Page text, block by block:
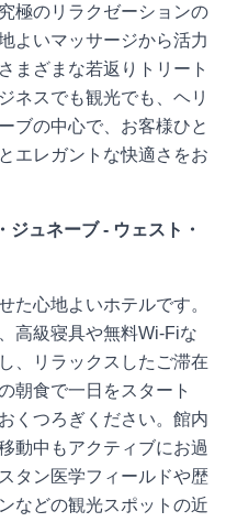
極のリラクゼーションの
よいマッサージから活力
まざまな若返りトリート
ネスでも観光でも、ヘリ
ブの中心で、お客様ひと
エレガントな快適さをお
ュネーブ - ウェスト・
た心地よいホテルです。
高級寝具や無料Wi-Fiな
、リラックスしたご滞在
朝食で一日をスタート
くつろぎください。館内
動中もアクティブにお過
タン医学フィールドや歴
などの観光スポットの近